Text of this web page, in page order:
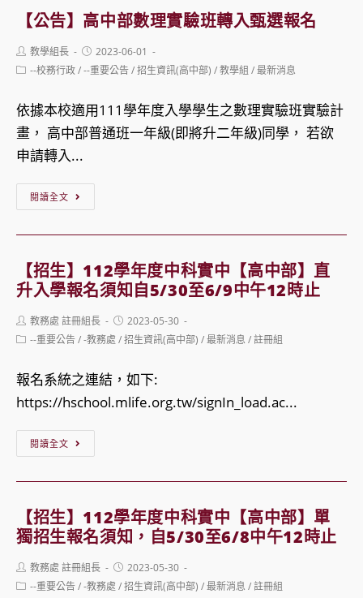
備
名
暨
線
說
明
正
公
告)112
學
年
度
單
獨
招
正
取
名
報
到
作
【公告】高中部數理實驗班轉入甄選報名
Post
author:
教學組長
Post
published:
2023-06-01
Post--校務行政/--重要公告/招生資訊(高中部) /教學組 /最新消息
依據本校適用111學年度入學學生之數理實驗班實驗計
畫， 高中部普通班一年級(即將升二年級)同學， 若欲
申請轉入...
閱讀全文
高
中
部
理
驗
班
報
名
【招生】112學年度中科實中【高中部】直
升入學報名須知自5/30至6/9中午12時止
Post
author:
教務處 註冊組長
Post
published:
2023-05-30
Post--重要公告/-教務處 /招生資訊(高中部) /最新消息 /註冊組
報名系統之連結，如下:
https://hschool.mlife.org.tw/signIn_load.ac...
閱讀全文
112
學
年
中
【招生】112學年度中科實中【高中部】單
獨招生報名須知，自5/30至6/8中午12時止
Post
author:
教務處 註冊組長
Post
published:
2023-05-30
Post--重要公告/-教務處 /招生資訊(高中部) /最新消息 /註冊組